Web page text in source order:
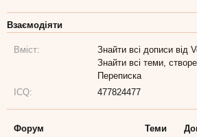
Взаємодіяти
Вміст:
Знайти всі дописи від
Знайти всі теми,
Переписка
ICQ:
477824477
Форум Теми